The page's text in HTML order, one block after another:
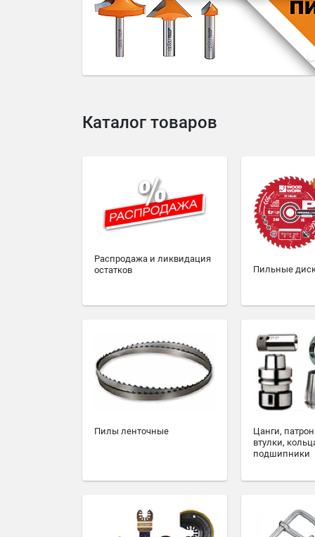
Каталог товаров
Распродажа и ликвидация
остатков
Пильные
Пилы ленточные
Цанги,
втулки,
подшипники